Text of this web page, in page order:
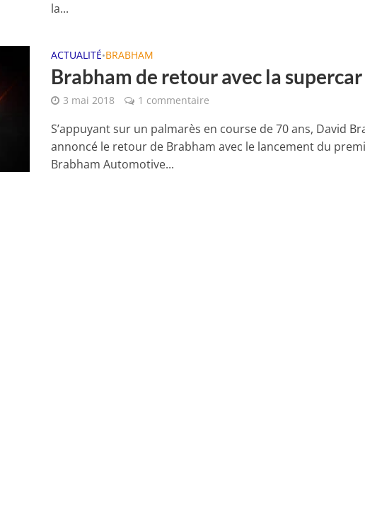
la...
ACTUALITÉ•BRABHAM
Brabham de retour avec la
3 mai 2018 1 commentaire
S’appuyant sur un palmarès en course de 70 ans, David
annoncé le retour de Brabham avec le lancement du
Brabham Automotive...